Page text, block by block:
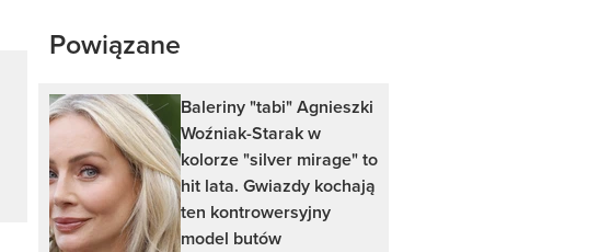
Powiązane
Baleriny "tabi" Agnieszki
Woźniak-Starak w
kolorze "silver mirage" to
hit lata. Gwiazdy kochają
ten kontrowersyjny
model butów